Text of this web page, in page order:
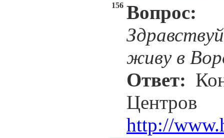
156 Вопрос:
живу в
Ответ:
http://